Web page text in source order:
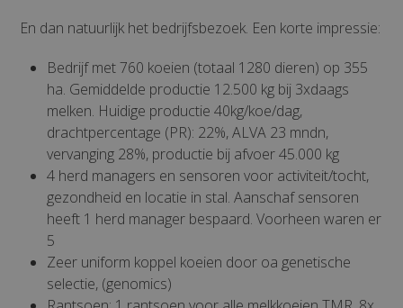
En dan natuurlijk het bedrijfsbezoek. Een korte impressie:
Bedrijf met 760 koeien (totaal 1280 dieren) op 355
ha. Gemiddelde productie 12.500 kg bij 3xdaags
melken. Huidige productie 40kg/koe/dag,
drachtpercentage (PR): 22%, ALVA 23 mndn,
vervanging 28%, productie bij afvoer 45.000 kg
4 herd managers en sensoren voor activiteit/tocht,
gezondheid en locatie in stal. Aanschaf sensoren
heeft 1 herd manager bespaard. Voorheen waren er
5
Zeer uniform koppel koeien door oa genetische
selectie, (genomics)